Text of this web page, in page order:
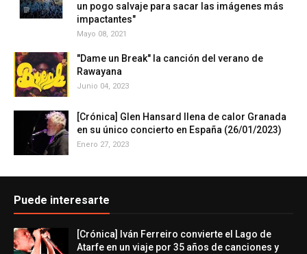
un pogo salvaje para sacar las imágenes más
impactantes"
Mayo 08, 2021
"Dame un Break" la canción del verano de
Rawayana
Junio 04, 2023
[Crónica] Glen Hansard llena de calor Granada
en su único concierto en España (26/01/2023)
Enero 27, 2023
Puede interesarte
[Crónica] Iván Ferreiro convierte el Lago de
Atarfe en un viaje por 35 años de canciones y